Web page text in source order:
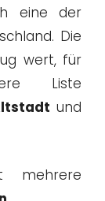
eine der
Die
wert, für
Liste
und
mehrere